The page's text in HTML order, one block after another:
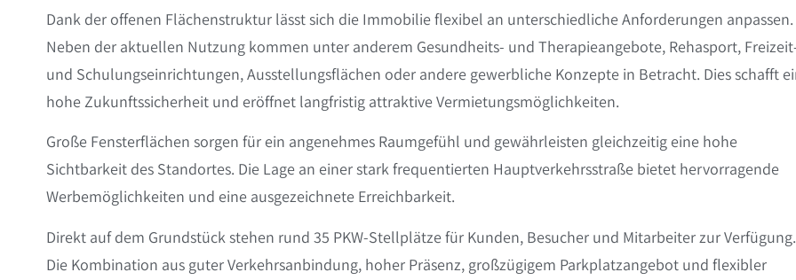
Dank der offenen Flächenstruktur lässt sich die Immobilie flexibel an unterschiedliche Anforderungen anpassen.
Neben der aktuellen Nutzung kommen unter anderem Gesundheits- und Therapieangebote, Rehasport,
und Schulungseinrichtungen, Ausstellungsflächen oder andere gewerbliche Konzepte in Betracht. Dies schafft
hohe Zukunftssicherheit und eröffnet langfristig attraktive Vermietungsmöglichkeiten.
Große Fensterflächen sorgen für ein angenehmes Raumgefühl und gewährleisten gleichzeitig eine hohe
Sichtbarkeit des Standortes. Die Lage an einer stark frequentierten Hauptverkehrsstraße bietet hervorragende
Werbemöglichkeiten und eine ausgezeichnete Erreichbarkeit.
Direkt auf dem Grundstück stehen rund 35 PKW-Stellplätze für Kunden, Besucher und Mitarbeiter zur Verfügung.
Die Kombination aus guter Verkehrsanbindung, hoher Präsenz, großzügigem Parkplatzangebot und flexibler